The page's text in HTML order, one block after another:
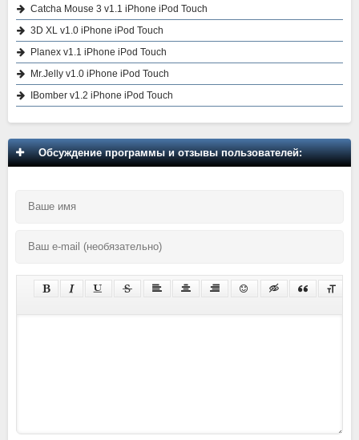
Catcha Mouse 3 v1.1 iPhone iPod Touch
3D XL v1.0 iPhone iPod Touch
Planex v1.1 iPhone iPod Touch
Mr.Jelly v1.0 iPhone iPod Touch
IBomber v1.2 iPhone iPod Touch
Обсуждение программы и отзывы пользователей: